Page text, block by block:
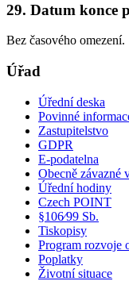
29. Datum konce
Bez časového omezení.
Úřad
Úřední deska
Povinné
Zastupitelstvo
GDPR
E-podatelna
Obecně závazné
Úřední hodiny
Czech POINT
§106⁄99 Sb.
Tiskopisy
Program rozvoje
Poplatky
Životní situace